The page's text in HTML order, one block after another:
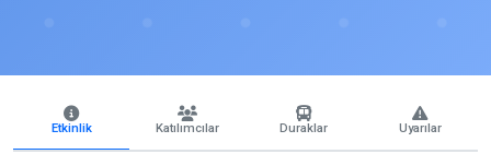
Etkinlik Katılımcılar Duraklar Uyarılar